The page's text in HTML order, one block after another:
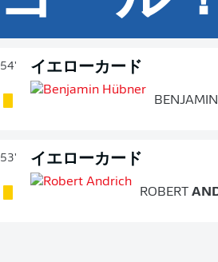
54' イエローカード
BENJAMIN
53' イエローカード
ROBERT